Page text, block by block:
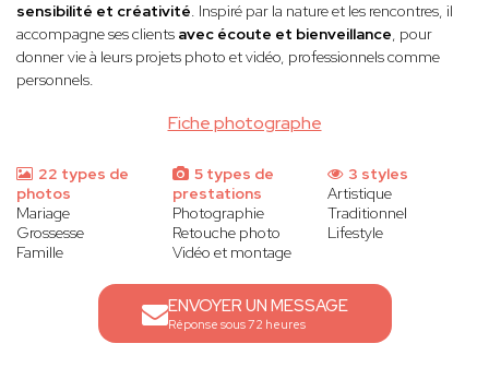
Fiche photographe
sensibilité et créativité. Inspiré par la nature et les rencontres, il
accompagne ses clients avec écoute et bienveillance, pour
donner vie à leurs projets photo et vidéo, professionnels comme
personnels.
22 types de
photos
Mariage
Grossesse
Famille
5 types de
prestations
Photographie
Retouche photo
Vidéo et montage
3 styles
Artistique
Traditionnel
Lifestyle
ENVOYER UN MESSAGE
Réponse sous 72 heures